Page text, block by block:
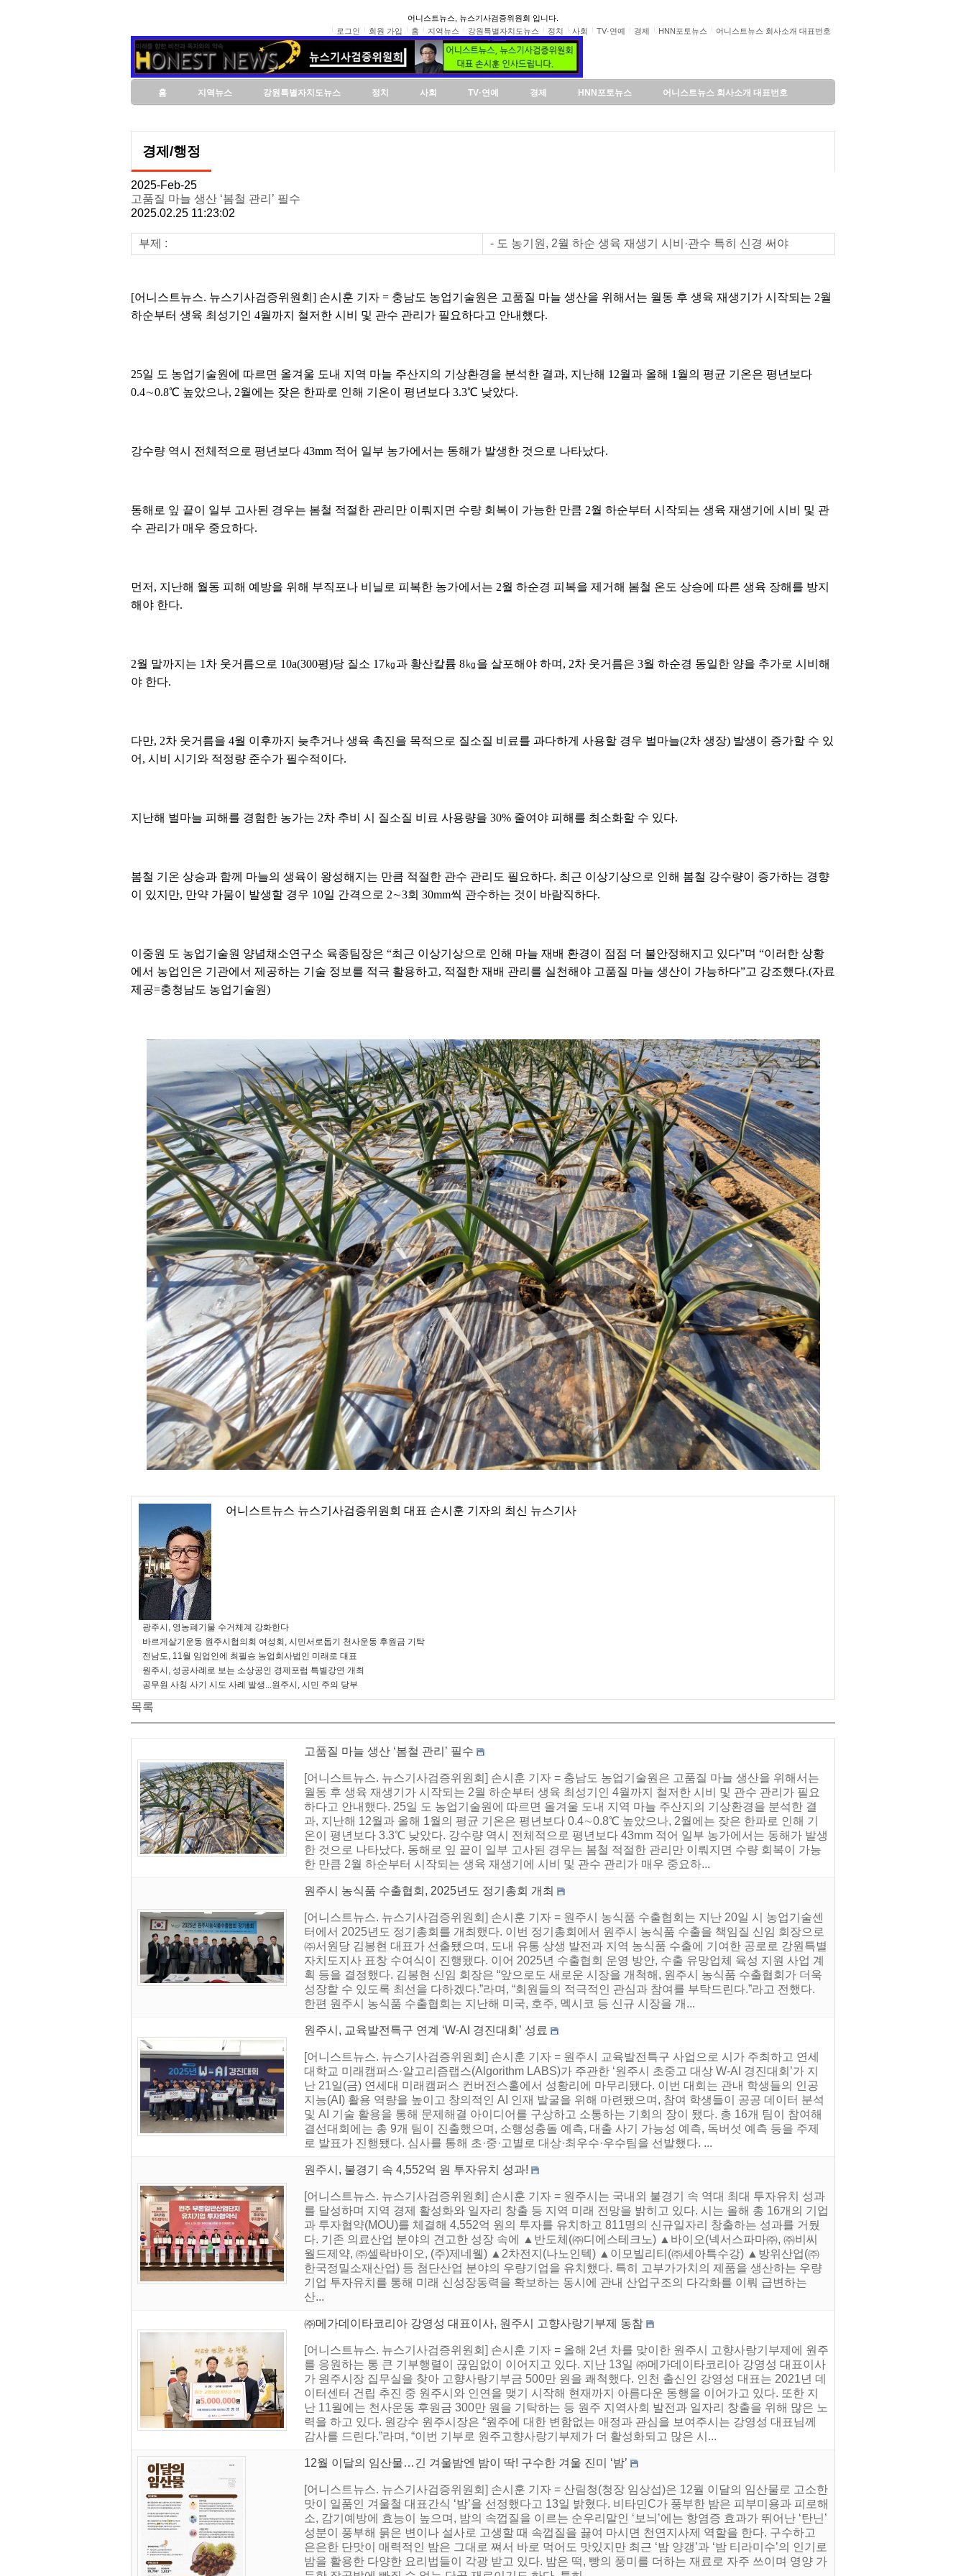
어니스트뉴스, 뉴스기사검증위원회 입니다.
로그인
회원 가입 홈 지역뉴스 강원특별자치도뉴스 정치 사회 TV·연예 경제 HNN포토뉴스 어니스트뉴스 회사소개 대표번호
홈 지역뉴스 강원특별자치도뉴스 정치 사회 TV·연예 경제 HNN포토뉴스 어니스트뉴스 회사소개 대표번호
경제/행정
2025-Feb-25
고품질 마늘 생산 ‘봄철 관리’ 필수
2025.02.25 11:23:02
부제 : - 도 농기원, 2월 하순 생육 재생기 시비·관수 특히 신경 써야
[어니스트뉴스. 뉴스기사검증위원회] 손시훈 기자 = 충남도 농업기술원은 고품질 마늘 생산을 위해서는 월동 후 생육 재생기가 시작되는 2월
하순부터 생육 최성기인 4월까지 철저한 시비 및 관수 관리가 필요하다고 안내했다.
25일 도 농업기술원에 따르면 올겨울 도내 지역 마늘 주산지의 기상환경을 분석한 결과, 지난해 12월과 올해 1월의 평균 기온은 평년보다
0.4∼0.8℃ 높았으나, 2월에는 잦은 한파로 인해 기온이 평년보다 3.3℃ 낮았다.
강수량 역시 전체적으로 평년보다 43mm 적어 일부 농가에서는 동해가 발생한 것으로 나타났다.
동해로 잎 끝이 일부 고사된 경우는 봄철 적절한 관리만 이뤄지면 수량 회복이 가능한 만큼 2월 하순부터 시작되는 생육 재생기에 시비 및 관
수 관리가 매우 중요하다.
먼저, 지난해 월동 피해 예방을 위해 부직포나 비닐로 피복한 농가에서는 2월 하순경 피복을 제거해 봄철 온도 상승에 따른 생육 장해를 방지
해야 한다.
2월 말까지는 1차 웃거름으로 10a(300평)당 질소 17㎏과 황산칼륨 8㎏을 살포해야 하며, 2차 웃거름은 3월 하순경 동일한 양을 추가로 시비해
야 한다.
다만, 2차 웃거름을 4월 이후까지 늦추거나 생육 촉진을 목적으로 질소질 비료를 과다하게 사용할 경우 벌마늘(2차 생장) 발생이 증가할 수 있
어, 시비 시기와 적정량 준수가 필수적이다.
지난해 벌마늘 피해를 경험한 농가는 2차 추비 시 질소질 비료 사용량을 30% 줄여야 피해를 최소화할 수 있다.
봄철 기온 상승과 함께 마늘의 생육이 왕성해지는 만큼 적절한 관수 관리도 필요하다. 최근 이상기상으로 인해 봄철 강수량이 증가하는 경향
이 있지만, 만약 가뭄이 발생할 경우 10일 간격으로 2∼3회 30mm씩 관수하는 것이 바람직하다.
이중원 도 농업기술원 양념채소연구소 육종팀장은 “최근 이상기상으로 인해 마늘 재배 환경이 점점 더 불안정해지고 있다”며 “이러한 상황
에서 농업인은 기관에서 제공하는 기술 정보를 적극 활용하고, 적절한 재배 관리를 실천해야 고품질 마늘 생산이 가능하다”고 강조했다.(자료
제공=충청남도 농업기술원)
어니스트뉴스 뉴스기사검증위원회 대표 손시훈 기자의 최신 뉴스기사
광주시, 영농폐기물 수거체계 강화한다
바르게살기운동 원주시협의회 여성회, 시민서로돕기 천사운동 후원금 기탁
전남도, 11월 임업인에 최필승 농업회사법인 미래로 대표
원주시, 성공사례로 보는 소상공인 경제포럼 특별강연 개최
공무원 사칭 사기 시도 사례 발생...원주시, 시민 주의 당부
목록
고품질 마늘 생산 ‘봄철 관리’ 필수
[어니스트뉴스. 뉴스기사검증위원회] 손시훈 기자 = 충남도 농업기술원은 고품질 마늘 생산을 위해서는
월동 후 생육 재생기가 시작되는 2월 하순부터 생육 최성기인 4월까지 철저한 시비 및 관수 관리가 필요
하다고 안내했다. 25일 도 농업기술원에 따르면 올겨울 도내 지역 마늘 주산지의 기상환경을 분석한 결
과, 지난해 12월과 올해 1월의 평균 기온은 평년보다 0.4∼0.8℃ 높았으나, 2월에는 잦은 한파로 인해 기
온이 평년보다 3.3℃ 낮았다. 강수량 역시 전체적으로 평년보다 43mm 적어 일부 농가에서는 동해가 발생
한 것으로 나타났다. 동해로 잎 끝이 일부 고사된 경우는 봄철 적절한 관리만 이뤄지면 수량 회복이 가능
한 만큼 2월 하순부터 시작되는 생육 재생기에 시비 및 관수 관리가 매우 중요하...
원주시 농식품 수출협회, 2025년도 정기총회 개최
[어니스트뉴스. 뉴스기사검증위원회] 손시훈 기자 = 원주시 농식품 수출협회는 지난 20일 시 농업기술센
터에서 2025년도 정기총회를 개최했다. 이번 정기총회에서 원주시 농식품 수출을 책임질 신임 회장으로
㈜서원당 김봉현 대표가 선출됐으며, 도내 유통 상생 발전과 지역 농식품 수출에 기여한 공로로 강원특별
자치도지사 표창 수여식이 진행됐다. 이어 2025년 수출협회 운영 방안, 수출 유망업체 육성 지원 사업 계
획 등을 결정했다. 김봉현 신임 회장은 “앞으로도 새로운 시장을 개척해, 원주시 농식품 수출협회가 더욱
성장할 수 있도록 최선을 다하겠다.”라며, “회원들의 적극적인 관심과 참여를 부탁드린다.”라고 전했다.
한편 원주시 농식품 수출협회는 지난해 미국, 호주, 멕시코 등 신규 시장을 개...
원주시, 교육발전특구 연계 ‘W-AI 경진대회’ 성료
[어니스트뉴스. 뉴스기사검증위원회] 손시훈 기자 = 원주시 교육발전특구 사업으로 시가 주최하고 연세
대학교 미래캠퍼스·알고리즘랩스(Algorithm LABS)가 주관한 ‘원주시 초중고 대상 W-AI 경진대회’가 지
난 21일(금) 연세대 미래캠퍼스 컨버전스홀에서 성황리에 마무리됐다. 이번 대회는 관내 학생들의 인공
지능(AI) 활용 역량을 높이고 창의적인 AI 인재 발굴을 위해 마련됐으며, 참여 학생들이 공공 데이터 분석
및 AI 기술 활용을 통해 문제해결 아이디어를 구상하고 소통하는 기회의 장이 됐다. 총 16개 팀이 참여해
결선대회에는 총 9개 팀이 진출했으며, 소행성충돌 예측, 대출 사기 가능성 예측, 독버섯 예측 등을 주제
로 발표가 진행됐다. 심사를 통해 초·중·고별로 대상·최우수·우수팀을 선발했다. ...
원주시, 불경기 속 4,552억 원 투자유치 성과!
[어니스트뉴스. 뉴스기사검증위원회] 손시훈 기자 = 원주시는 국내외 불경기 속 역대 최대 투자유치 성과
를 달성하며 지역 경제 활성화와 일자리 창출 등 지역 미래 전망을 밝히고 있다. 시는 올해 총 16개의 기업
과 투자협약(MOU)를 체결해 4,552억 원의 투자를 유치하고 811명의 신규일자리 창출하는 성과를 거뒀
다. 기존 의료산업 분야의 견고한 성장 속에 ▲반도체(㈜디에스테크노) ▲바이오(넥서스파마㈜, ㈜비씨
월드제약, ㈜셀락바이오, (주)제네웰) ▲2차전지(나노인텍) ▲이모빌리티(㈜세아특수강) ▲방위산업(㈜
한국정밀소재산업) 등 첨단산업 분야의 우량기업을 유치했다. 특히 고부가가치의 제품을 생산하는 우량
기업 투자유치를 통해 미래 신성장동력을 확보하는 동시에 관내 산업구조의 다각화를 이뤄 급변하는
산...
㈜메가데이타코리아 강영성 대표이사, 원주시 고향사랑기부제 동참
[어니스트뉴스. 뉴스기사검증위원회] 손시훈 기자 = 올해 2년 차를 맞이한 원주시 고향사랑기부제에 원주
를 응원하는 통 큰 기부행렬이 끊임없이 이어지고 있다. 지난 13일 ㈜메가데이타코리아 강영성 대표이사
가 원주시장 집무실을 찾아 고향사랑기부금 500만 원을 쾌척했다. 인천 출신인 강영성 대표는 2021년 데
이터센터 건립 추진 중 원주시와 인연을 맺기 시작해 현재까지 아름다운 동행을 이어가고 있다. 또한 지
난 11월에는 천사운동 후원금 300만 원을 기탁하는 등 원주 지역사회 발전과 일자리 창출을 위해 많은 노
력을 하고 있다. 원강수 원주시장은 “원주에 대한 변함없는 애정과 관심을 보여주시는 강영성 대표님께
감사를 드린다.”라며, “이번 기부로 원주고향사랑기부제가 더 활성화되고 많은 시...
12월 이달의 임산물…긴 겨울밤엔 밤이 딱! 구수한 겨울 진미 ‘밤’
[어니스트뉴스. 뉴스기사검증위원회] 손시훈 기자 = 산림청(청장 임상섭)은 12월 이달의 임산물로 고소한
맛이 일품인 겨울철 대표간식 ‘밤’을 선정했다고 13일 밝혔다. 비타민C가 풍부한 밤은 피부미용과 피로해
소, 감기예방에 효능이 높으며, 밤의 속껍질을 이르는 순우리말인 ‘보늬’에는 항염증 효과가 뛰어난 ‘탄닌’
성분이 풍부해 묽은 변이나 설사로 고생할 때 속껍질을 끓여 마시면 천연지사제 역할을 한다. 구수하고
은은한 단맛이 매력적인 밤은 그대로 쪄서 바로 먹어도 맛있지만 최근 ‘밤 양갱’과 ‘밤 티라미수’의 인기로
밤을 활용한 다양한 요리법들이 각광 받고 있다. 밤은 떡, 빵의 풍미를 더하는 재료로 자주 쓰이며 영양 가